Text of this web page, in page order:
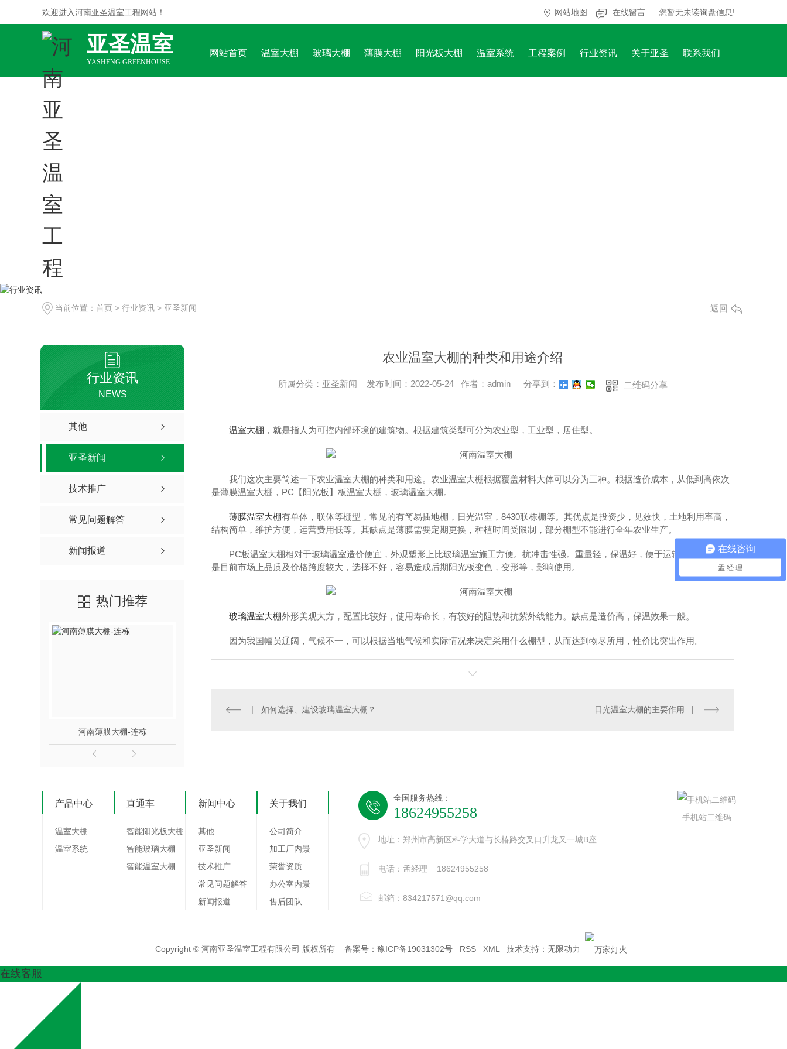
欢迎进入河南亚圣温室工程网站！ 网站地图 在线留言 您暂无未读询盘信息!
亚圣温室
YASHENG GREENHOUSE
网站首页 温室大棚 玻璃大棚 薄膜大棚 阳光板大棚 温室系统 工程案例 行业资讯 关于亚圣 联系我们
当前位置： 首页 > 行业资讯 > 亚圣新闻 返回
行业资讯
NEWS
其他
亚圣新闻
技术推广
常见问题解答
新闻报道
热门推荐
河南薄膜大棚-连栋
农业温室大棚的种类和用途介绍
所属分类：亚圣新闻 发布时间：2022-05-24 作者：admin 分享到： 二维码分享
温室大棚 ，就是指人为可控内部环境的建筑物。根据建筑类型可分为农业型，工业型，居住型。
我们这次主要简述一下农业温室大棚的种类和用途。农业温室大棚根据覆盖材料大体可以分为三种。根据造价成本，从低到高依次
是薄膜温室大棚，PC【阳光板】板温室大棚，玻璃温室大棚。
薄膜温室大棚有单体，联体等棚型，常见的有简易插地棚，日光温室，8430联栋棚等。其优点是投资少，见效快，土地利用率高，
结构简单，维护方便，运营费用低等。其缺点是薄膜需要定期更换，种植时间受限制，部分棚型不能进行全年农业生产。
PC板温室大棚相对于玻璃温室造价便宜，外观塑形上比玻璃温室施工方便。抗冲击性强。重量轻，保温好，便于运输及安装。缺点
是目前市场上品质及价格跨度较大，选择不好，容易造成后期阳光板变色，变形等，影响使用。
玻璃温室大棚外形美观大方，配置比较好，使用寿命长，有较好的阻热和抗紫外线能力。缺点是造价高，保温效果一般。
因为我国幅员辽阔，气候不一，可以根据当地气候和实际情况来决定采用什么棚型，从而达到物尽所用，性价比突出作用。
如何选择、建设玻璃温室大棚？ 日光温室大棚的主要作用
产品中心
温室大棚
温室系统
直通车
智能阳光板大棚
智能玻璃大棚
智能温室大棚
新闻中心
其他
亚圣新闻
技术推广
常见问题解答
新闻报道
关于我们
公司简介
加工厂内景
荣誉资质
办公室内景
售后团队
全国服务热线：
18624955258
地址：郑州市高新区科学大道与长椿路交叉口升龙又一城B座
电话：孟经理 18624955258
邮箱：834217571@qq.com
手机站二维码
Copyright © 河南亚圣温室工程有限公司 版权所有 备案号： 豫ICP备19031302号 RSS XML 技术支持： 无限动力
在线客服
在线咨询
孟 经 理